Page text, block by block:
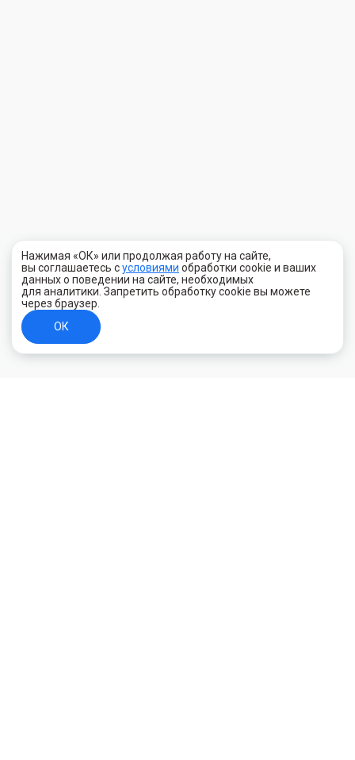
Нажимая «ОК» или продолжая работу на сайте,
вы соглашаетесь сусловиями обработки cookie и ваших
данных о поведении на сайте, необходимых
для аналитики. Запретить обработку cookie вы можете
через браузер.
ОК